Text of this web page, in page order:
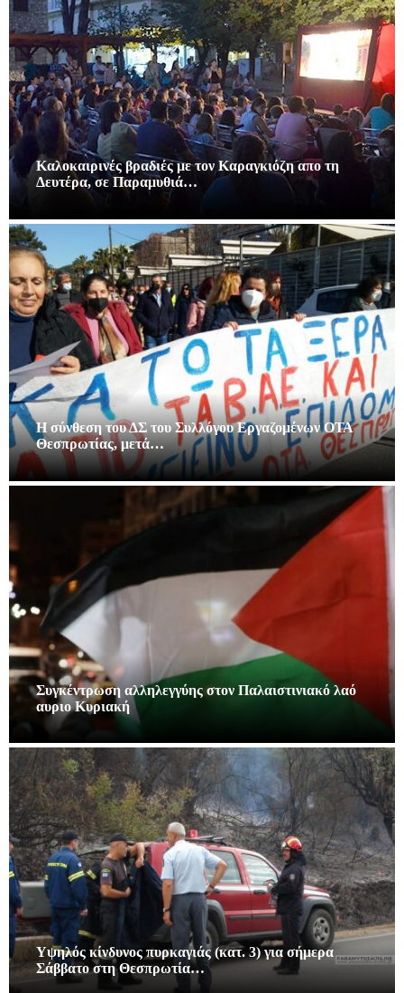
Καλοκαιρινές βραδιές με τον Καραγκιόζη απο τη
Δευτέρα, σε Παραμυθιά…
Η σύνθεση του ΔΣ του Συλλόγου Εργαζομένων ΟΤΑ
Θεσπρωτίας, μετά…
Συγκέντρωση αλληλεγγύης στον Παλαιστινιακό λαό
αυριο Κυριακή
Υψηλός κίνδυνος πυρκαγιάς (κατ. 3) για σήμερα
Σάββατο στη Θεσπρωτία…